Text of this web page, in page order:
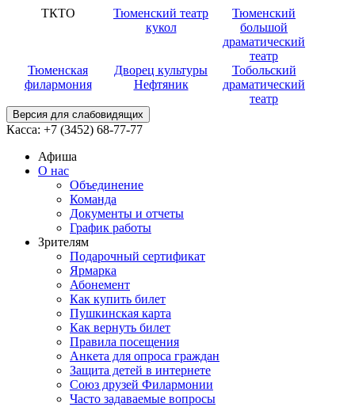
ТКТО
Тюменский театр
кукол
Тюменский
большой
драматический
театр
Тюменская
филармония
Дворец культуры
Нефтяник
Тобольский
драматический
театр
Версия для слабовидящих
Касса: +7 (3452) 68-77-77
Афиша
О нас
Объединение
Команда
Документы и отчеты
График работы
Зрителям
Подарочный сертификат
Ярмарка
Абонемент
Как купить билет
Пушкинская карта
Как вернуть билет
Правила посещения
Анкета для опроса граждан
Защита детей в интернете
Союз друзей Филармонии
Часто задаваемые вопросы